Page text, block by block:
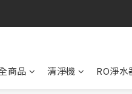
商品 清淨機 RO淨水